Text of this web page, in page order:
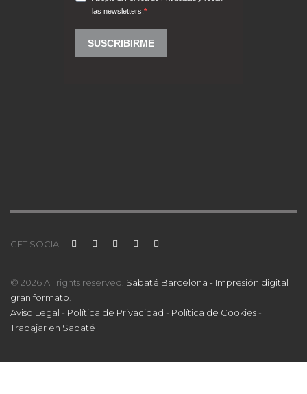
© 2026 All rights reserved.
gran formato.
Aviso Legal -Política de Privacidad